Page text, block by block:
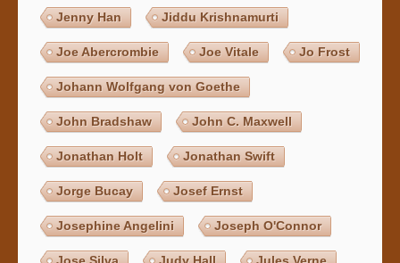
Jenny Han Jiddu Krishnamurti
Joe Abercrombie Joe Vitale Jo Frost
Johann Wolfgang von Goethe
John Bradshaw John C. Maxwell
Jonathan Holt Jonathan Swift
Jorge Bucay Josef Ernst
Josephine Angelini Joseph O'Connor
Jose Silva Judy Hall Jules Verne